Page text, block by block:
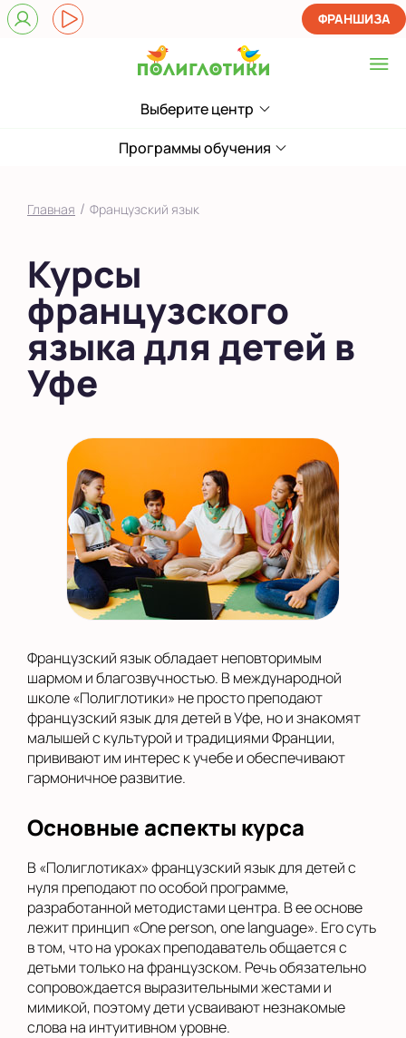
Выберите центр
Выберите центр
на Бакалинской
Выбрать другой город
ФРАНШИЗА
Программы обучения
Главная / Французский язык
Курсы
французского
языка для детей в
Уфе
Французский язык обладает неповторимым
шармом и благозвучностью. В международной
школе «Полиглотики» не просто преподают
французский язык для детей в Уфе, но и знакомят
малышей с культурой и традициями Франции,
прививают им интерес к учебе и обеспечивают
гармоничное развитие.
Основные аспекты курса
В «Полиглотиках» французский язык для детей с
нуля преподают по особой программе,
разработанной методистами центра. В ее основе
лежит принцип «One person, one language». Его суть
в том, что на уроках преподаватель общается с
детьми только на французском. Речь обязательно
сопровождается выразительными жестами и
мимикой, поэтому дети усваивают незнакомые
слова на интуитивном уровне.